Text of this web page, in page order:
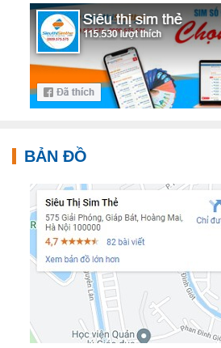
BẢN ĐỒ